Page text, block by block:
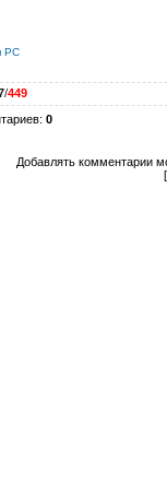
PC
/449
: 0
Добавлять комментарии